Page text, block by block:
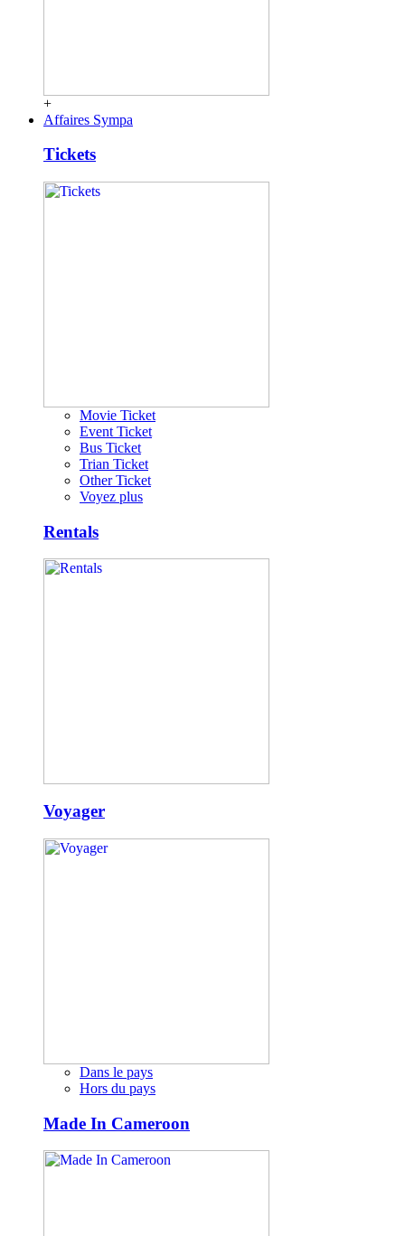
+
Affaires Sympa
Tickets
Movie Ticket
Event Ticket
Bus Ticket
Trian Ticket
Other Ticket
Voyez plus
Rentals
Voyager
Dans le pays
Hors du pays
Made In Cameroon